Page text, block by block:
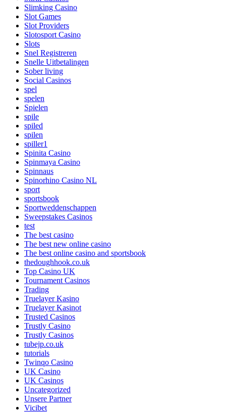
Slimking Casino
Slot Games
Slot Providers
Slotosport Casino
Slots
Snel Registreren
Snelle Uitbetalingen
Sober living
Social Casinos
spel
spelen
Spielen
spile
spiled
spilen
spiller1
Spinita Casino
Spinmaya Casino
Spinnaus
Spinorhino Casino NL
sport
sportsbook
Sportweddenschappen
Sweepstakes Casinos
test
The best casino
The best new online casino
The best online casino and sportsbook
thedoughhook.co.uk
Top Casino UK
Tournament Casinos
Trading
Truelayer Kasino
Truelayer Kasinot
Trusted Casinos
Trustly Casino
Trustly Casinos
tubejp.co.uk
tutorials
Twinqo Casino
UK Casino
UK Casinos
Uncategorized
Unsere Partner
Vicibet